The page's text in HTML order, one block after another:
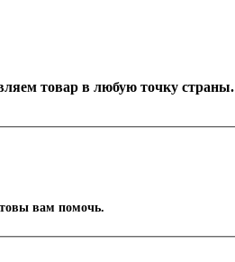
товар в любую точку страны.
вам помочь.